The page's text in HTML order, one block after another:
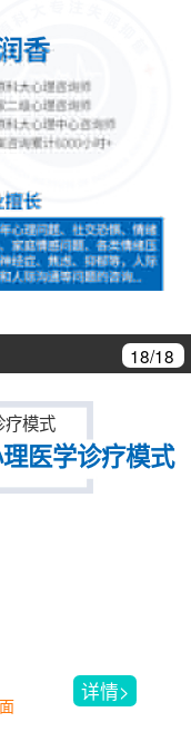
18/18
疗模式
医学诊疗模式
详情>